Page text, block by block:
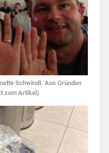
Schwindt. Aus Gründen
zum Artikel)